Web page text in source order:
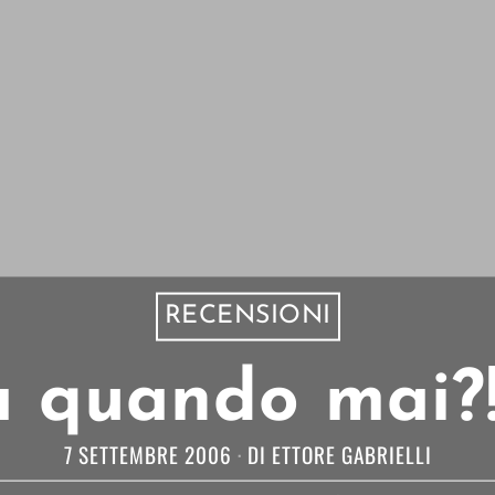
RECENSIONI
quando
7 SETTEMBRE 2006 DI ETTORE GABRIELLI